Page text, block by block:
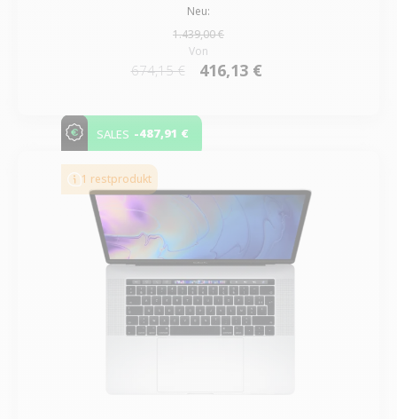
Neu:
1.439,00 €
Von
674,15 € 416,13 €
SALES -487,91 €
1 restprodukt